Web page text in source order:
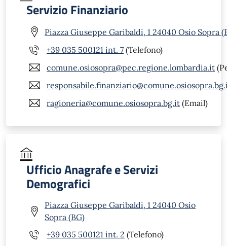
Servizio Finanziario
Piazza Giuseppe Garibaldi, 1 24040 Osio Sopra
+39 035 500121 int. 7 (Telefono)
comune.osiosopra@pec.regione.lombardia.it
ragioneria@comune.osiosopra.bg.it (Email)
Ufficio Anagrafe e Servizi
Demografici
Piazza Giuseppe Garibaldi, 1 24040 Osio
Sopra (BG)
+39 035 500121 int. 2 (Telefono)